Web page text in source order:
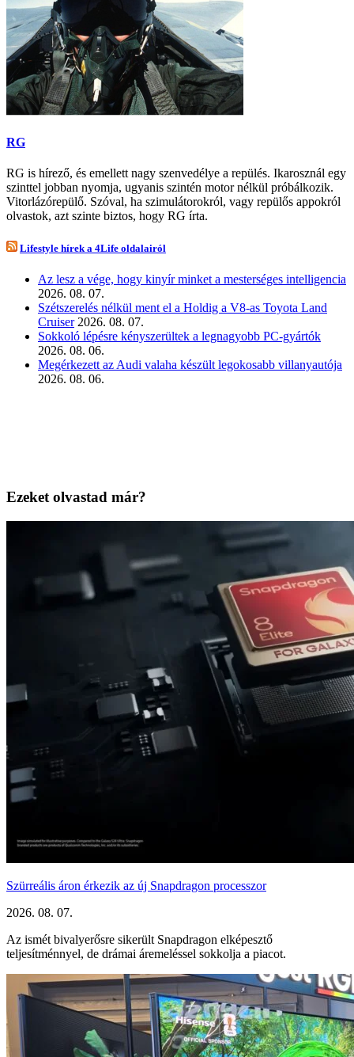
RG
RG is hírező, és emellett nagy szenvedélye a repülés. Ikarosznál egy
szinttel jobban nyomja, ugyanis szintén motor nélkül próbálkozik.
Vitorlázórepülő. Szóval, ha szimulátorokról, vagy repülős appokról
olvastok, azt szinte biztos, hogy RG írta.
Lifestyle hírek a 4Life oldalairól
Az lesz a vége, hogy kinyír minket a mesterséges intelligencia
2026. 08. 07.
Szétszerelés nélkül ment el a Holdig a V8-as Toyota Land
Cruiser 2026. 08. 07.
Sokkoló lépésre kényszerültek a legnagyobb PC-gyártók
2026. 08. 06.
Megérkezett az Audi valaha készült legokosabb villanyautója
2026. 08. 06.
Ezeket olvastad már?
Szürreális áron érkezik az új Snapdragon processzor
2026. 08. 07.
Az ismét bivalyerősre sikerült Snapdragon elképesztő
teljesítménnyel, de drámai áremeléssel sokkolja a piacot.